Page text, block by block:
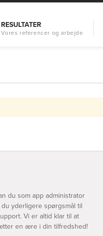
RESULTATER
du som app administrator
du yderligere spørgsmål til
Vi er altid klar til at
en ære i din tilfredshed!